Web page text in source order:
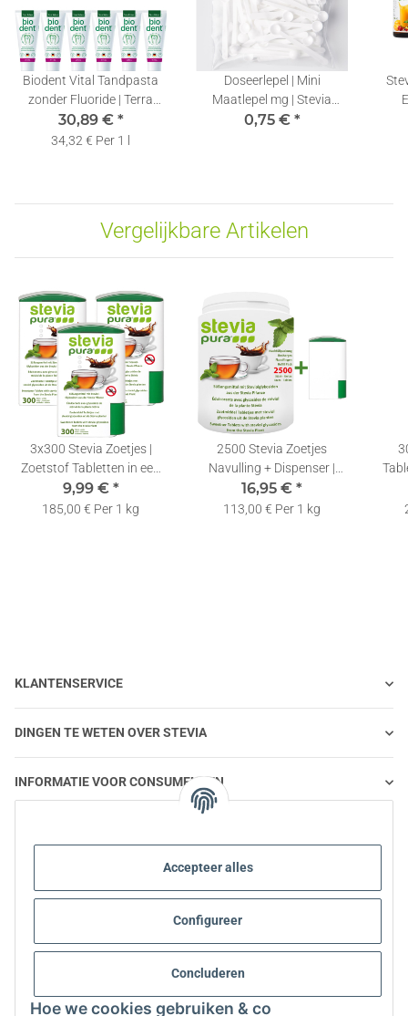
Accepteer alles
Configureer
Concluderen
Hoe we cookies gebruiken & co
Biodent Vital Tandpasta
zonder Fluoride | Terra
Natura Tandpasta Fluoride
Vrij | 12 x 75ml
30,89 € *
34,32 € Per 1 l
Doseerlepel | Mini
Maatlepel mg | Stevia
Meetlepels 0,10ml | 1 Stuk
0,75 € *
Vergelijkbare Artikelen
3x300 Stevia Zoetjes |
Zoetstof Tabletten in een
Zoetstof Dispenser
9,99 € *
185,00 € Per 1 kg
2500 Stevia Zoetjes
Navulling + Dispenser |
Tabletjes |
Zoetstoftabletten
16,95 € *
113,00 € Per 1 kg
KLANTENSERVICE
DINGEN TE WETEN OVER STEVIA
INFORMATIE VOOR CONSUMENTEN
INFORMATIE OVER STEVIA PRODUCTEN